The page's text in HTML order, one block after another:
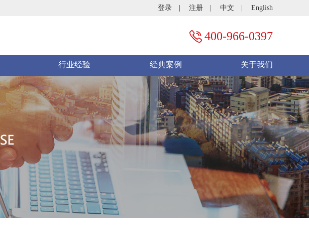
登录 注册 中文 English
400-966-0397
行业经验 经典案例 关于我们